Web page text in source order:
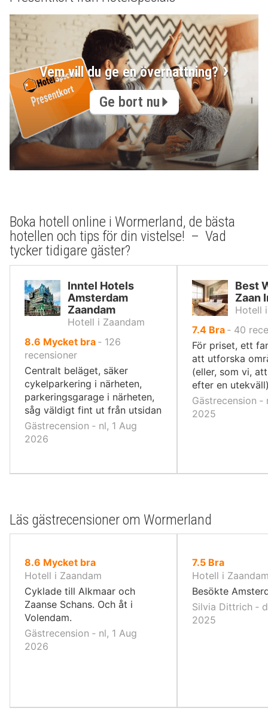
Vem vill du ge en övernattning?
Ge bort nu
Boka hotell online i Wormerland, de bästa
hotellen och tips för din vistelse! – Vad
tycker tidigare gäster?
Inntel Hotels
Amsterdam
Zaandam
Hotell i Zaandam
8.6 av
10,
Mycket bra ‐ 126
recensioner
Centralt beläget, säker
cykelparkering i närheten,
parkeringsgarage i närheten,
såg väldigt fint ut från utsidan
Gästrecension ‐ nl, 1 Aug
2026
Best
Zaan
Hotell
7.4av
10,
Bra ‐ 40
För priset, ett
att utforska
(eller, som vi,
efter en
Gästrecension
2025
Läs gästrecensioner om Wormerland
8.6 av
10,
Mycket bra
Hotell i Zaandam
Cyklade till Alkmaar och
Zaanse Schans. Och åt i
Volendam.
Gästrecension ‐ nl, 1 Aug
2026
7.5av
10,
Bra
Hotell i
Besökte
Silvia Dittrich ‐
2025